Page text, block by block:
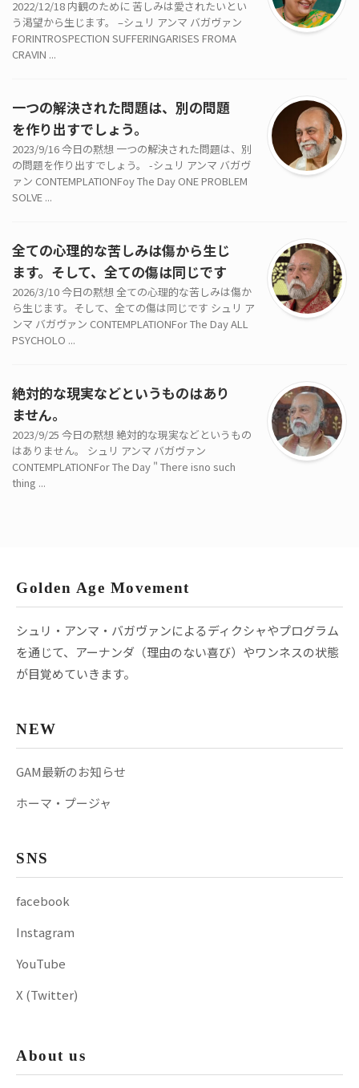
2022/12/18 内観のために 苦しみは愛されたいとい
う渇望から生じます。 –シュリ アンマ バガヴァン
FORINTROSPECTION SUFFERINGARISES FROMA
CRAVIN ...
一つの解決された問題は、別の問題
を作り出すでしょう。
2023/9/16 今日の黙想 一つの解決された問題は、別
の問題を作り出すでしょう。 -シュリ アンマ バガヴ
ァン CONTEMPLATIONFoy The Day ONE PROBLEM
SOLVE ...
全ての心理的な苦しみは傷から生じ
ます。そして、全ての傷は同じです
2026/3/10 今日の黙想 全ての心理的な苦しみは傷か
ら生じます。そして、全ての傷は同じです シュリ ア
ンマ バガヴァン CONTEMPLATIONFor The Day ALL
PSYCHOLO ...
絶対的な現実などというものはあり
ません。
2023/9/25 今日の黙想 絶対的な現実などというもの
はありません。 シュリ アンマ バガヴァン
CONTEMPLATIONFor The Day " There isno such
thing ...
Golden Age Movement
シュリ・アンマ・バガヴァンによるディクシャやプログラム
を通じて、アーナンダ（理由のない喜び）やワンネスの状態
が目覚めていきます。
NEW
GAM最新のお知らせ
ホーマ・プージャ
SNS
facebook
Instagram
YouTube
X (Twitter)
About us